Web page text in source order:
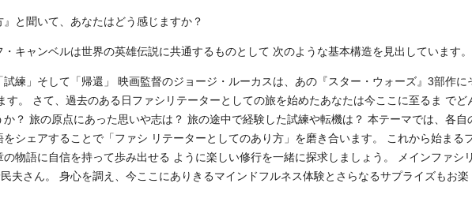
』と聞いて、あなたはどう感じますか？
キャンベルは世界の英雄伝説に共通するものとして 次のような基本構造を見出しています。
練」そして「帰還」 映画監督のジョージ・ルーカスは、あの『スター・ウォーズ』3部作に
す。 さて、過去のある日ファシリテーターとしての旅を始めたあなたは今ここに至るま でど
？ 旅の原点にあった思いや志は？ 旅の途中で経験した試練や転機は？ 本テーマでは、各自
をシェアすることで「ファシ リテーターとしてのあり方」を磨き合います。 これから始まる
物語に自信を持って歩み出せる ように楽しい修行を一緒に探求しましょう。 メインファシ
夫さん。 身心を調え、今ここにありきるマインドフルネス体験とさらなるサプライズもお楽